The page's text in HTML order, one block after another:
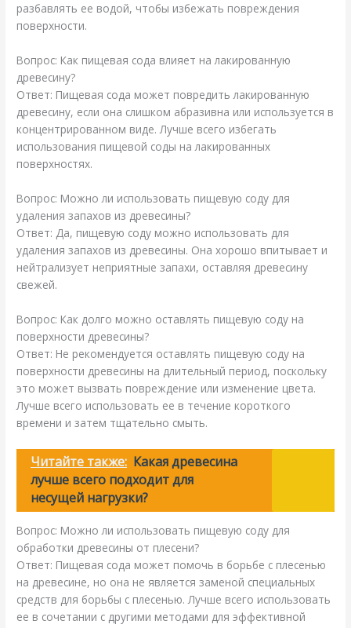
разбавлять ее водой, чтобы избежать повреждения
поверхности.
Вопрос: Как пищевая сода влияет на лакированную
древесину?
Ответ: Пищевая сода может повредить лакированную
древесину, если она слишком абразивна или используется в
концентрированном виде. Лучше всего избегать
использования пищевой соды на лакированных
поверхностях.
Вопрос: Можно ли использовать пищевую соду для
удаления запахов из древесины?
Ответ: Да, пищевую соду можно использовать для
удаления запахов из древесины. Она хорошо впитывает и
нейтрализует неприятные запахи, оставляя древесину
свежей.
Вопрос: Как долго можно оставлять пищевую соду на
поверхности древесины?
Ответ: Не рекомендуется оставлять пищевую соду на
поверхности древесины на длительный период, поскольку
это может вызвать повреждение или изменение цвета.
Лучше всего использовать ее в течение короткого
времени и затем тщательно смыть.
Читайте также: Какая древесина
лучше всего подходит для
несущей нагрузки?
Вопрос: Можно ли использовать пищевую соду для
обработки древесины от плесени?
Ответ: Пищевая сода может помочь в борьбе с плесенью
на древесине, но она не является заменой специальных
средств для борьбы с плесенью. Лучше всего использовать
ее в сочетании с другими методами для эффективной